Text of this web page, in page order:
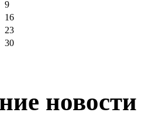
9
16
23
30
новости